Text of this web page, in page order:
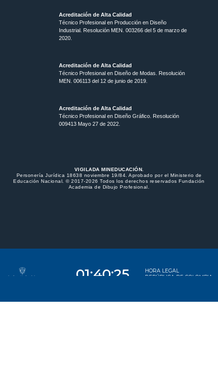
Acreditación de Alta Calidad
Técnico Profesional en Producción en Diseño
Industrial. Resolución MEN. 003266 del 5 de marzo de
2020.
Acreditación de Alta Calidad
Técnico Profesional en Diseño de Modas. Resolución
MEN. 006113 del 12 de junio de 2019.
Acreditación de Alta Calidad
Técnico Profesional en Diseño Gráfico. Resolución
009413 Mayo 27 de 2022.
VIGILADA MINEDUCACIÓN.
Personería Jurídica 18638 noviembre 19/84. Aprobado por el Ministerio de
Educación Nacional. © 2017-2026 Todos los derechos reservados Fundación
Academia de Dibujo Profesional.